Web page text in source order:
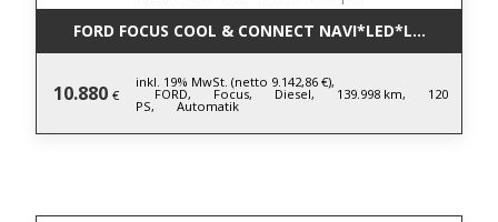
FORD FOCUS COOL & CONNECT
10.880 €
inkl. 19% MwSt. (netto 9.142,86 €),
FORD, Focus, Diesel, 139.998 km, 120
PS, Automatik